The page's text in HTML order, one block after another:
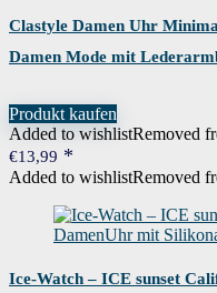
Clastyle Damen Uhr
Damen Mode mit
Produkt kaufen
Added to wishlistRemoved
€13,99
Added to wishlistRemoved
Ice-Watch – ICE sunset